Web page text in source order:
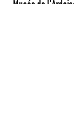
Musée de